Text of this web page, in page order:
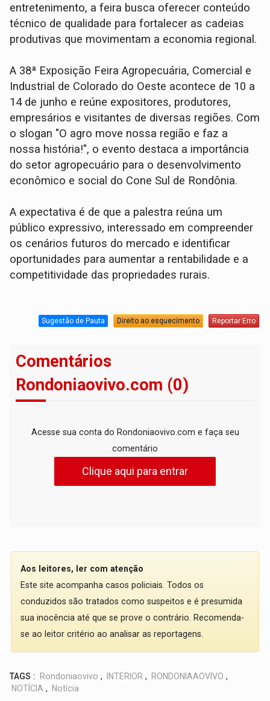
entretenimento, a feira busca oferecer conteúdo
técnico de qualidade para fortalecer as cadeias
produtivas que movimentam a economia regional.
A 38ª Exposição Feira Agropecuária, Comercial e
Industrial de Colorado do Oeste acontece de 10 a
14 de junho e reúne expositores, produtores,
empresários e visitantes de diversas regiões. Com
o slogan "O agro move nossa região e faz a
nossa história!", o evento destaca a importância
do setor agropecuário para o desenvolvimento
econômico e social do Cone Sul de Rondônia.
A expectativa é de que a palestra reúna um
público expressivo, interessado em compreender
os cenários futuros do mercado e identificar
oportunidades para aumentar a rentabilidade e a
competitividade das propriedades rurais.
Sugestão de Pauta Direito ao esquecimento Reportar Erro
Comentários
Rondoniaovivo.com (0)
Acesse sua conta do Rondoniaovivo.com e faça seu
comentário
Clique aqui para entrar
Aos leitores, ler com atenção
Este site acompanha casos policiais. Todos os
conduzidos são tratados como suspeitos e é presumida
sua inocência até que se prove o contrário. Recomenda-
se ao leitor critério ao analisar as reportagens.
TAGS : Rondoniaovivo , INTERIOR , RONDONIAAOVIVO ,
NOTÍCIA , Notícia